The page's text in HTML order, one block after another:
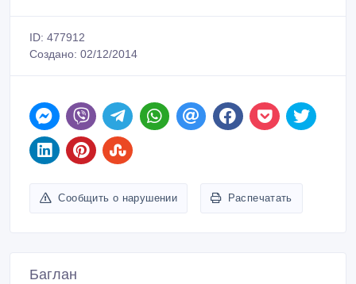
ID: 477912
Создано: 02/12/2014
Сообщить о нарушении Распечатать
Баглан